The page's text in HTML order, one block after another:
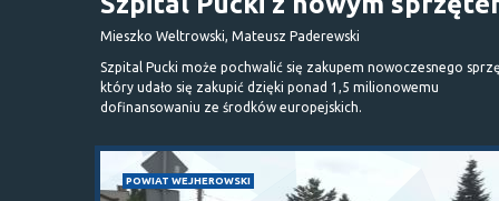
Mieszko Weltrowski, Mateusz Paderewski
Szpital Pucki może pochwalić się zakupem nowoczesnego
który udało się zakupić dzięki ponad 1,5 milionowemu
dofinansowaniu ze środków europejskich.
POWIAT WEJHEROWSKI